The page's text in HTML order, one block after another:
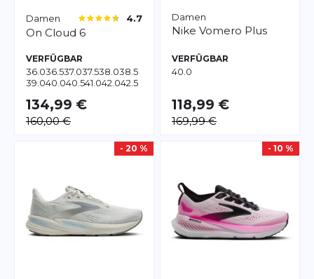
Damen 4.7
On Cloud 6
VERFÜGBAR
36.036.537.037.538.038.5
39.040.040.541.042.042.5
134,99 €
160,00 €
Damen
Nike Vomero Plus
VERFÜGBAR
40.0
118,99 €
169,99 €
- 20 % - 10 %